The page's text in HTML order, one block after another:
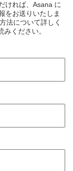
ければ、Asana に
をお送りいたしま
法について詳しく
みください。